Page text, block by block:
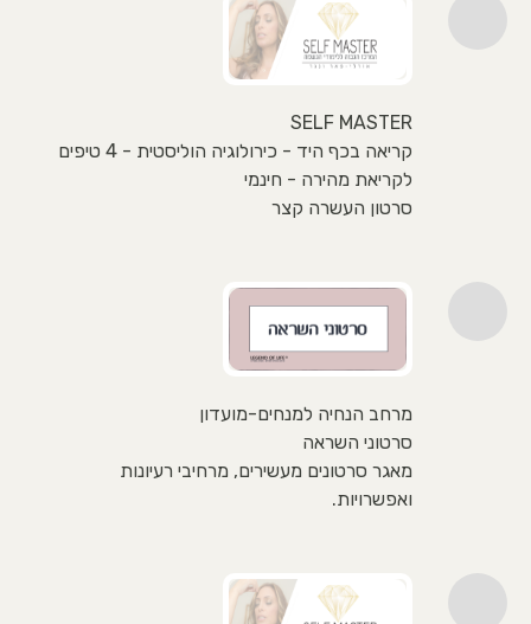
SELF MASTER
קריאה בכף היד - כירולוגיה הוליסטית - 4 טיפים
לקריאת מהירה - חינמי
סרטון העשרה קצר
מרחב הנחיה למנחים-מועדון
סרטוני השראה
מאגר סרטונים מעשירים, מרחיבי רעיונות
ואפשרויות.